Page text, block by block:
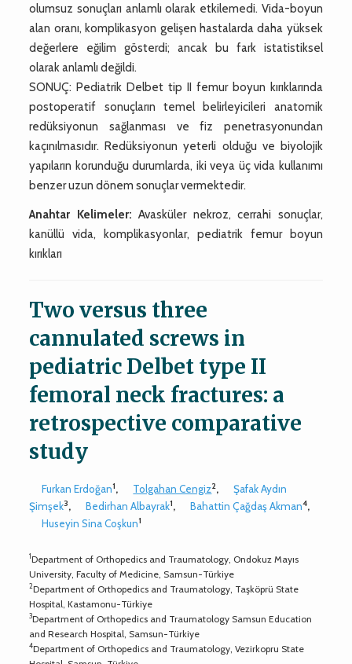
olumsuz sonuçları anlamlı olarak etkilemedi. Vida-boyun
alan oranı, komplikasyon gelişen hastalarda daha yüksek
değerlere eğilim gösterdi; ancak bu fark istatistiksel
olarak anlamlı değildi.
SONUÇ: Pediatrik Delbet tip II femur boyun kırıklarında
postoperatif sonuçların temel belirleyicileri anatomik
redüksiyonun sağlanması ve fiz penetrasyonundan
kaçınılmasıdır. Redüksiyonun yeterli olduğu ve biyolojik
yapıların korunduğu durumlarda, iki veya üç vida kullanımı
benzer uzun dönem sonuçlar vermektedir.
Anahtar Kelimeler: Avasküler nekroz, cerrahi sonuçlar,
kanüllü vida, komplikasyonlar, pediatrik femur boyun
kırıkları
Two versus three
cannulated screws in
pediatric Delbet type II
femoral neck fractures: a
retrospective comparative
study
Furkan Erdoğan1, Tolgahan Cengiz2,
Şafak Aydın
Şimşek3, Bedirhan Albayrak1, Bahattin Çağdaş Akman4,
Huseyin Sina Coşkun1
1Department of Orthopedics and Traumatology, Ondokuz Mayıs
University, Faculty of Medicine, Samsun-Türkiye
2Department of Orthopedics and Traumatology, Taşköprü State
Hospital, Kastamonu-Türkiye
3Department of Orthopedics and Traumatology Samsun Education
and Research Hospital, Samsun-Türkiye
4Department of Orthopedics and Traumatology, Vezirkopru State